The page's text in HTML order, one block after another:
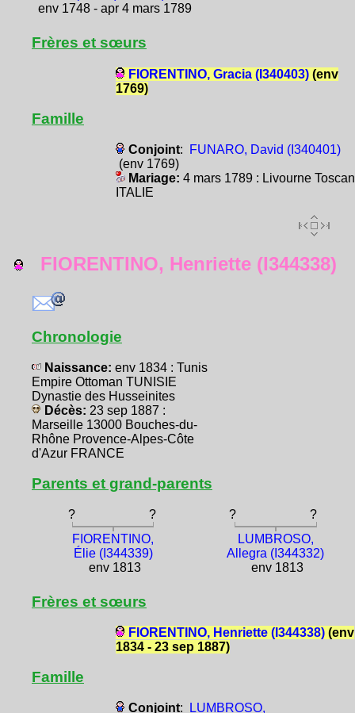
env 1748 - apr 4 mars 1789
Frères et sœurs
FIORENTINO, Gracia (I340403)(env
1769)
Famille
Conjoint:
FUNARO, David (I340401)
(env 1769)
Mariage: 4 mars 1789 : Livourne
ITALIE
FIORENTINO, Henriette (I344338)
Chronologie
Naissance: env 1834 : Tunis
Empire Ottoman TUNISIE
Dynastie des Husseinites
Décès: 23 sep 1887 :
Marseille 13000 Bouches-du-
Rhône Provence-Alpes-Côte
d'Azur FRANCE
Parents et grand-parents
? ? ?
?
FIORENTINO,
Élie (I344339)
env 1813
LUMBROSO,
Allegra (I344332)
env 1813
Frères et sœurs
FIORENTINO, Henriette (I344338)(env
1834 - 23 sep 1887)
Famille
Conjoint: LUMBROSO,